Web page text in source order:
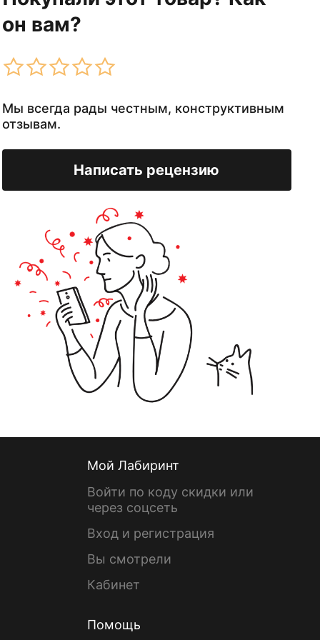
он вам?
Мы всегда рады честным, конструктивным
отзывам.
Написать рецензию
Мой Лабиринт
Войти по коду скидки или
через соцсеть
Вход и регистрация
Вы смотрели
Кабинет
Помощь